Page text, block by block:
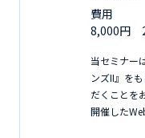
費用
8,000円
当セミナー
ンズII』を
だくことを
開催した